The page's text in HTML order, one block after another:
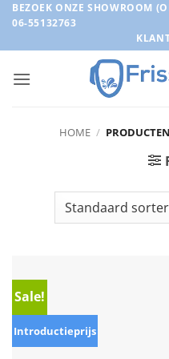
Ga
naar
inhoud
BEZOEK ONZE SHOWROOM
06-55132763
HOME /
Sale!
Introductieprijs